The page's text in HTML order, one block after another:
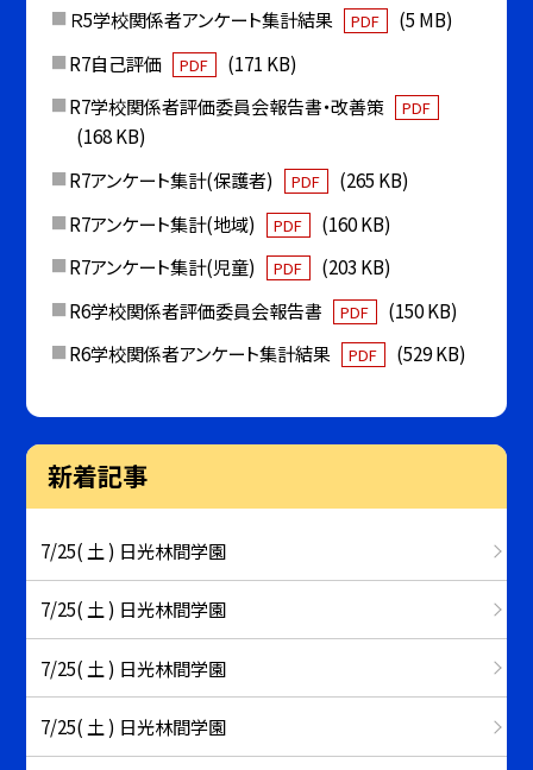
Ｒ5学校関係者アンケート集計結果
PDF
(5 MB)
R7自己評価
PDF
(171 KB)
R7学校関係者評価委員会報告書・改善策
PDF
(168 KB)
R7アンケート集計(保護者)
PDF
(265 KB)
R7アンケート集計(地域)
PDF
(160 KB)
R7アンケート集計(児童)
PDF
(203 KB)
R6学校関係者評価委員会報告書
PDF
(150 KB)
R6学校関係者アンケート集計結果
PDF (529 KB)
新着記事
7/25( 土 ) 日光林間学園
7/25( 土 ) 日光林間学園
7/25( 土 ) 日光林間学園
7/25( 土 ) 日光林間学園